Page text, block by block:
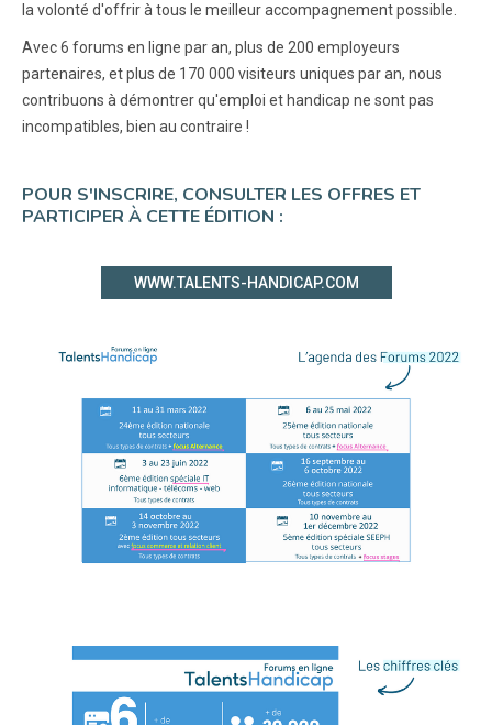
la volonté d'offrir à tous le meilleur accompagnement possible.
Avec 6 forums en ligne par an, plus de 200 employeurs
partenaires, et plus de 170 000 visiteurs uniques par an, nous
contribuons à démontrer qu'emploi et handicap ne sont pas
incompatibles, bien au contraire !
POUR S'INSCRIRE, CONSULTER LES OFFRES ET
PARTICIPER À CETTE ÉDITION :
WWW.TALENTS-HANDICAP.COM